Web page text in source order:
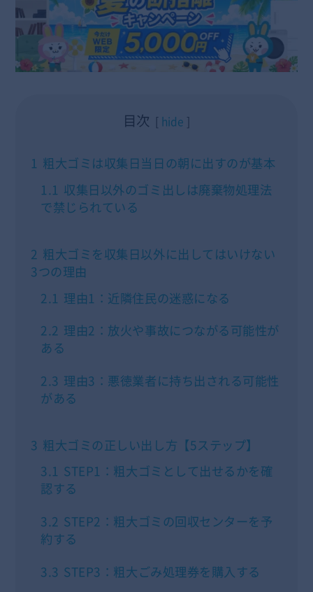
目次 hide
1 粗大ゴミは収集日当日の朝に出すのが基本
1.1 収集日以外のゴミ出しは廃棄物処理法
で禁じられている
2 粗大ゴミを収集日以外に出してはいけない
3つの理由
2.1 理由1：近隣住民の迷惑になる
2.2 理由2：放火や事故につながる可能性が
ある
2.3 理由3：悪徳業者に持ち出される可能性
がある
3 粗大ゴミの正しい出し方【5ステップ】
3.1 STEP1：粗大ゴミとして出せるかを確
認する
3.2 STEP2：粗大ゴミの回収センターを予
約する
3.3 STEP3：粗大ごみ処理券を購入する